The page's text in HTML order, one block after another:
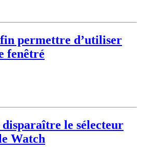
permettre d’utiliser
fenêtré
le sélecteur
Watch